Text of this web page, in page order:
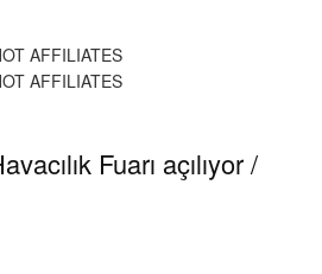
AFFILIATES
AFFILIATES
Fuarı açılıyor /